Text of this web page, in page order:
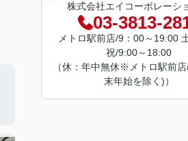
株式会社エイコーポレーシ
03-3813-
メトロ駅前店/9：00～19:00
祝/9:00～18:00
（休：年中無休※メトロ駅前
末年始を除く)）